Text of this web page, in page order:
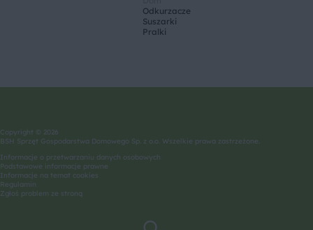
Odkurzacze
Suszarki
Pralki
Copyright © 2026
BSH Sprzęt Gospodarstwa Domowego Sp. z o.o. Wszelkie prawa zastrzeżone.
Informacje o przetwarzaniu danych osobowych
Podstawowe informacje prawne
Informacje na temat cookies
Regulamin
Zgłoś problem ze stroną